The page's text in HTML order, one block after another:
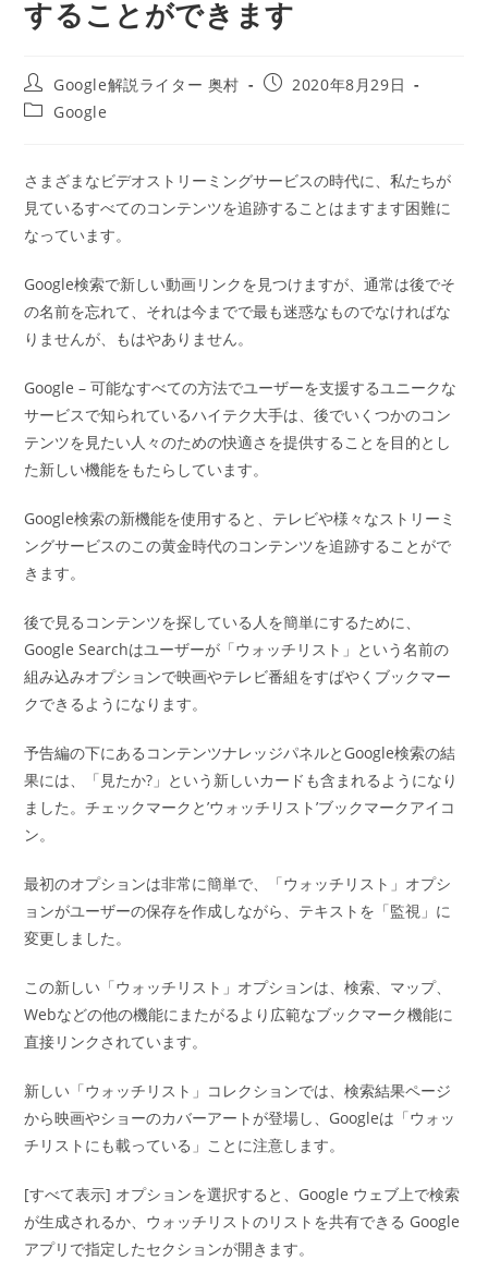
することができます
投
稿
者:
Google解説ライター 奥村
投
2020年8月29日
投
テ
ゴ
リ
ー:
Google
さまざまなビデオストリーミングサービスの時代に、私たちが
見ているすべてのコンテンツを追跡することはますます困難に
なっています。
Google検索で新しい動画リンクを見つけますが、通常は後でそ
の名前を忘れて、それは今までで最も迷惑なものでなければな
りませんが、もはやありません。
Google – 可能なすべての方法でユーザーを支援するユニークな
サービスで知られているハイテク大手は、後でいくつかのコン
テンツを見たい人々のための快適さを提供することを目的とし
た新しい機能をもたらしています。
Google検索の新機能を使用すると、テレビや様々なストリーミ
ングサービスのこの黄金時代のコンテンツを追跡することがで
きます。
後で見るコンテンツを探している人を簡単にするために、
Google Searchはユーザーが「ウォッチリスト」という名前の
組み込みオプションで映画やテレビ番組をすばやくブックマー
クできるようになります。
予告編の下にあるコンテンツナレッジパネルとGoogle検索の結
果には、「見たか?」という新しいカードも含まれるようになり
ました。チェックマークと’ウォッチリスト’ブックマークアイコ
ン。
最初のオプションは非常に簡単で、「ウォッチリスト」オプシ
ョンがユーザーの保存を作成しながら、テキストを「監視」に
変更しました。
この新しい「ウォッチリスト」オプションは、検索、マップ、
Webなどの他の機能にまたがるより広範なブックマーク機能に
直接リンクされています。
新しい「ウォッチリスト」コレクションでは、検索結果ページ
から映画やショーのカバーアートが登場し、Googleは「ウォッ
チリストにも載っている」ことに注意します。
[すべて表示] オプションを選択すると、Google ウェブ上で検索
が生成されるか、ウォッチリストのリストを共有できる Google
アプリで指定したセクションが開きます。